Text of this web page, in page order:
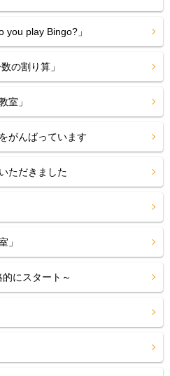
you play Bingo?」
の割り算」
室」
がんばっています
ただきました
」
にスタート～